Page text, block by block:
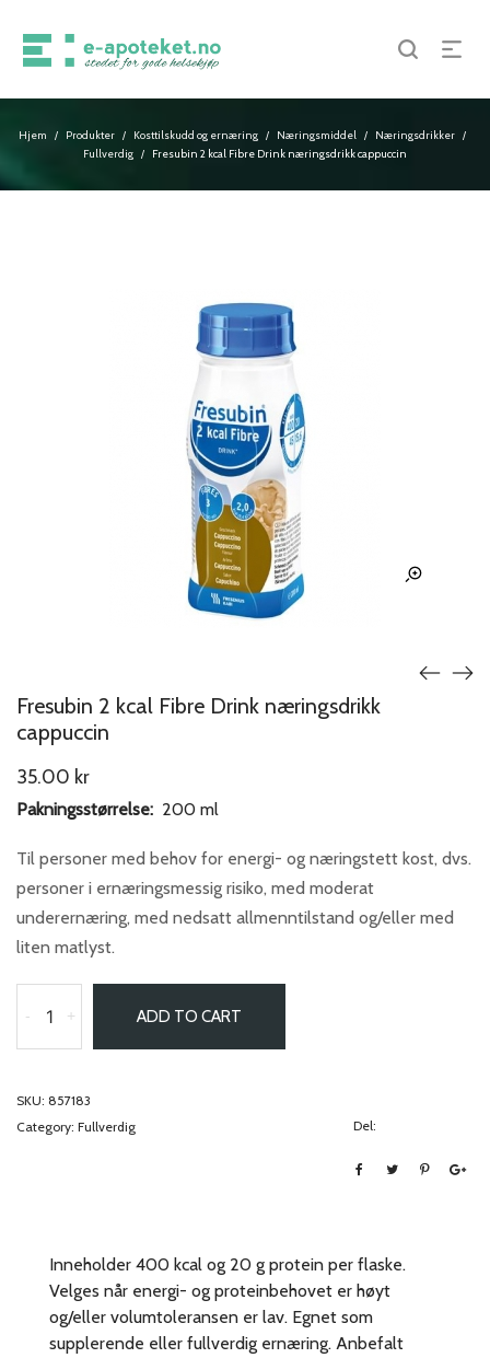
Hjem / Produkter / Kosttilskudd og ernæring / Næringsmiddel / Næringsdrikker /
Fullverdig / Fresubin 2 kcal Fibre Drink næringsdrikk cappuccin
Fresubin 2 kcal Fibre Drink næringsdrikk
cappuccin
35.00 kr
Pakningsstørrelse: 200 ml
Til personer med behov for energi- og næringstett kost, dvs.
personer i ernæringsmessig risiko, med moderat
underernæring, med nedsatt allmenntilstand og/eller med
liten matlyst.
- + ADD TO CART
SKU: 857183
Category: Fullverdig Del:
Inneholder 400 kcal og 20 g protein per flaske.
Velges når energi- og proteinbehovet er høyt
og/eller volumtoleransen er lav. Egnet som
supplerende eller fullverdig ernæring. Anbefalt